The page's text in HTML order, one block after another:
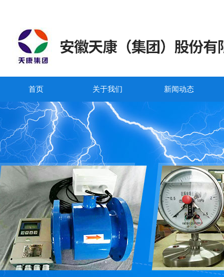
首页 关于我们 新闻动态